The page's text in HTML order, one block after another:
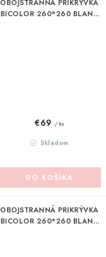
OBOJSTRANNÁ PRIKRÝVKA
BICOLOR 260*260 BLANC
Skladom
€69 / ks
DO KOŠÍKA
OBOJSTRANNÁ PRIKRÝVKA
BICOLOR 260*260 BLANC